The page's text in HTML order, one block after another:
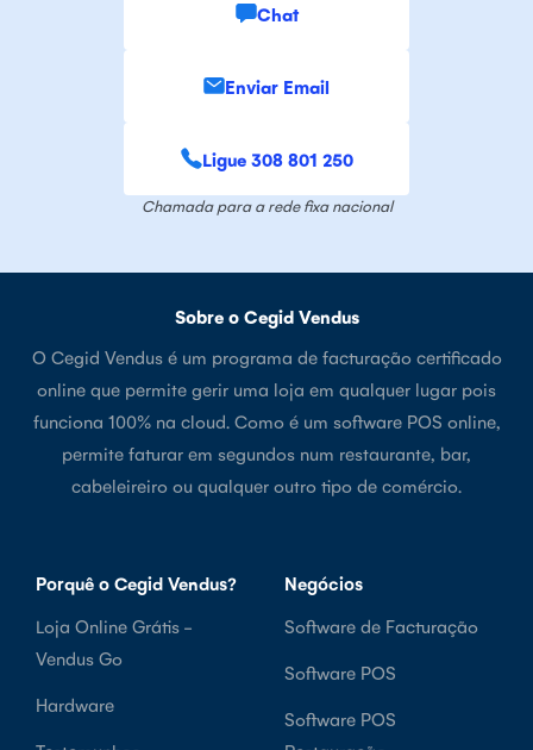
Chat
Enviar Email
Ligue 308 801 250
Chamada para a rede fixa nacional
Sobre o Cegid Vendus
O Cegid Vendus é um programa de facturação certificado
online que permite gerir uma loja em qualquer lugar pois
funciona 100% na cloud. Como é um software POS online,
permite faturar em segundos num restaurante, bar,
cabeleireiro ou qualquer outro tipo de comércio.
Porquê o Cegid Vendus?
Loja Online Grátis -
Vendus Go
Hardware
Negócios
Software de Facturação
Software POS
Software POS